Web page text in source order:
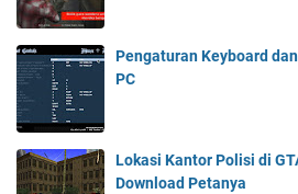
Pengaturan Keyboard
PC
Lokasi Kantor Polisi di
Download Petanya